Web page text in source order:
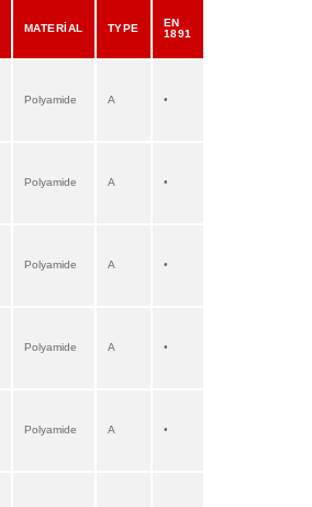
MATERİAL TYPE
EN
1891
Polyamide A •
Polyamide A •
Polyamide A •
Polyamide A •
Polyamide A •